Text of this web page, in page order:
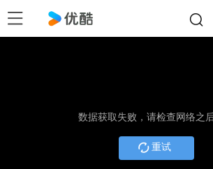
数据获取失败，请检查网络之
重试